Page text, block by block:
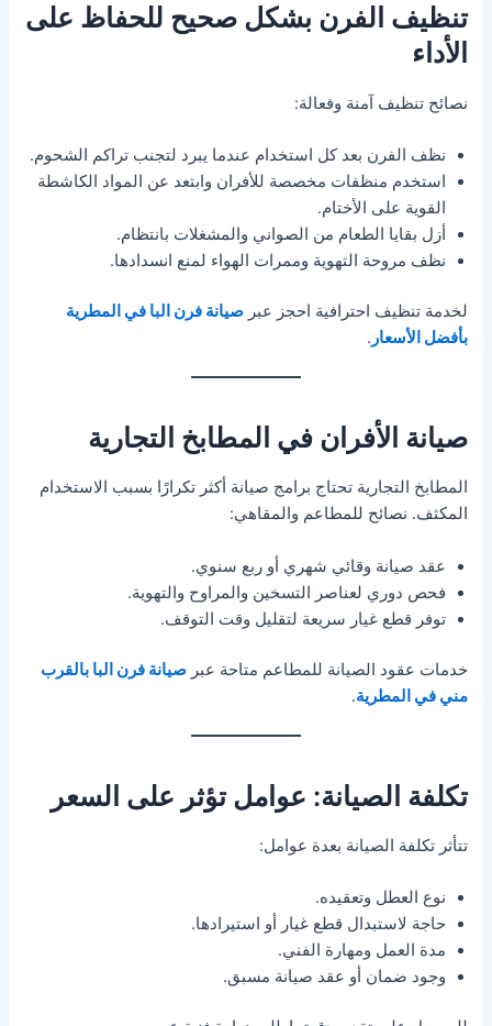
تنظيف الفرن بشكل صحيح للحفاظ على
الأداء
نصائح تنظيف آمنة وفعالة:
نظف الفرن بعد كل استخدام عندما يبرد لتجنب تراكم الشحوم.
استخدم منظفات مخصصة للأفران وابتعد عن المواد الكاشطة
القوية على الأختام.
أزل بقايا الطعام من الصواني والمشغلات بانتظام.
نظف مروحة التهوية وممرات الهواء لمنع انسدادها.
لخدمة تنظيف احترافية احجز عبرصيانة فرن البا في المطرية
بأفضل الأسعار .
صيانة الأفران في المطابخ التجارية
المطابخ التجارية تحتاج برامج صيانة أكثر تكرارًا بسبب الاستخدام
المكثف. نصائح للمطاعم والمقاهي:
عقد صيانة وقائي شهري أو ربع سنوي.
فحص دوري لعناصر التسخين والمراوح والتهوية.
توفر قطع غيار سريعة لتقليل وقت التوقف.
خدمات عقود الصيانة للمطاعم متاحة عبرصيانة فرن البا بالقرب
مني في المطرية.
تكلفة الصيانة: عوامل تؤثر على السعر
تتأثر تكلفة الصيانة بعدة عوامل:
نوع العطل وتعقيده.
حاجة لاستبدال قطع غيار أو استيرادها.
مدة العمل ومهارة الفني.
وجود ضمان أو عقد صيانة مسبق.